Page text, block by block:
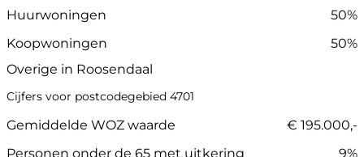
Huurwoningen
50%
Koopwoningen
50%
Overige in Roosendaal
Cijfers voor postcodegebied 4701
Gemiddelde WOZ waarde
€ 195.000,-
Personen onder de 65 met uitkering
9%